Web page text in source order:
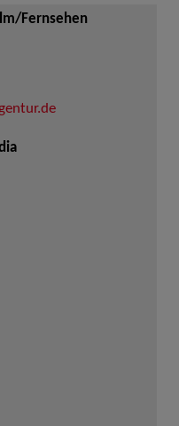
Fernsehen